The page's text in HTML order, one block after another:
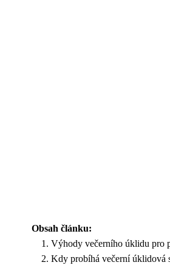
Obsah článku:
Výhody večerního úklidu pro
Kdy probíhá večerní úklidová